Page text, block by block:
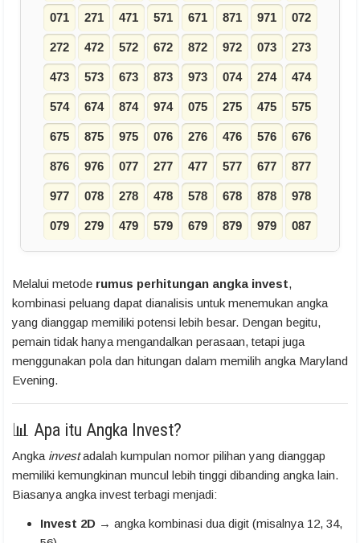
071 271 471 571 671 871 971 072
272 472 572 672 872 972 073 273
473 573 673 873 973 074 274 474
574 674 874 974 075 275 475 575
675 875 975 076 276 476 576 676
876 976 077 277 477 577 677 877
977 078 278 478 578 678 878 978
079 279 479 579 679 879 979 087
Melalui metode rumus perhitungan angka invest,
kombinasi peluang dapat dianalisis untuk menemukan angka
yang dianggap memiliki potensi lebih besar. Dengan begitu,
pemain tidak hanya mengandalkan perasaan, tetapi juga
menggunakan pola dan hitungan dalam memilih angka Maryland
Evening.
📊 Apa itu Angka Invest?
Angka investadalah kumpulan nomor pilihan yang dianggap
memiliki kemungkinan muncul lebih tinggi dibanding angka lain.
Biasanya angka invest terbagi menjadi:
Invest 2D → angka kombinasi dua digit (misalnya 12, 34,